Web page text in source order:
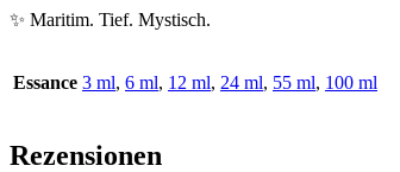
✨ Maritim. Tief. Mystisch.
Essance 3 ml, 6 ml, 12 ml, 24 ml, 55 ml, 100 ml
Rezensionen